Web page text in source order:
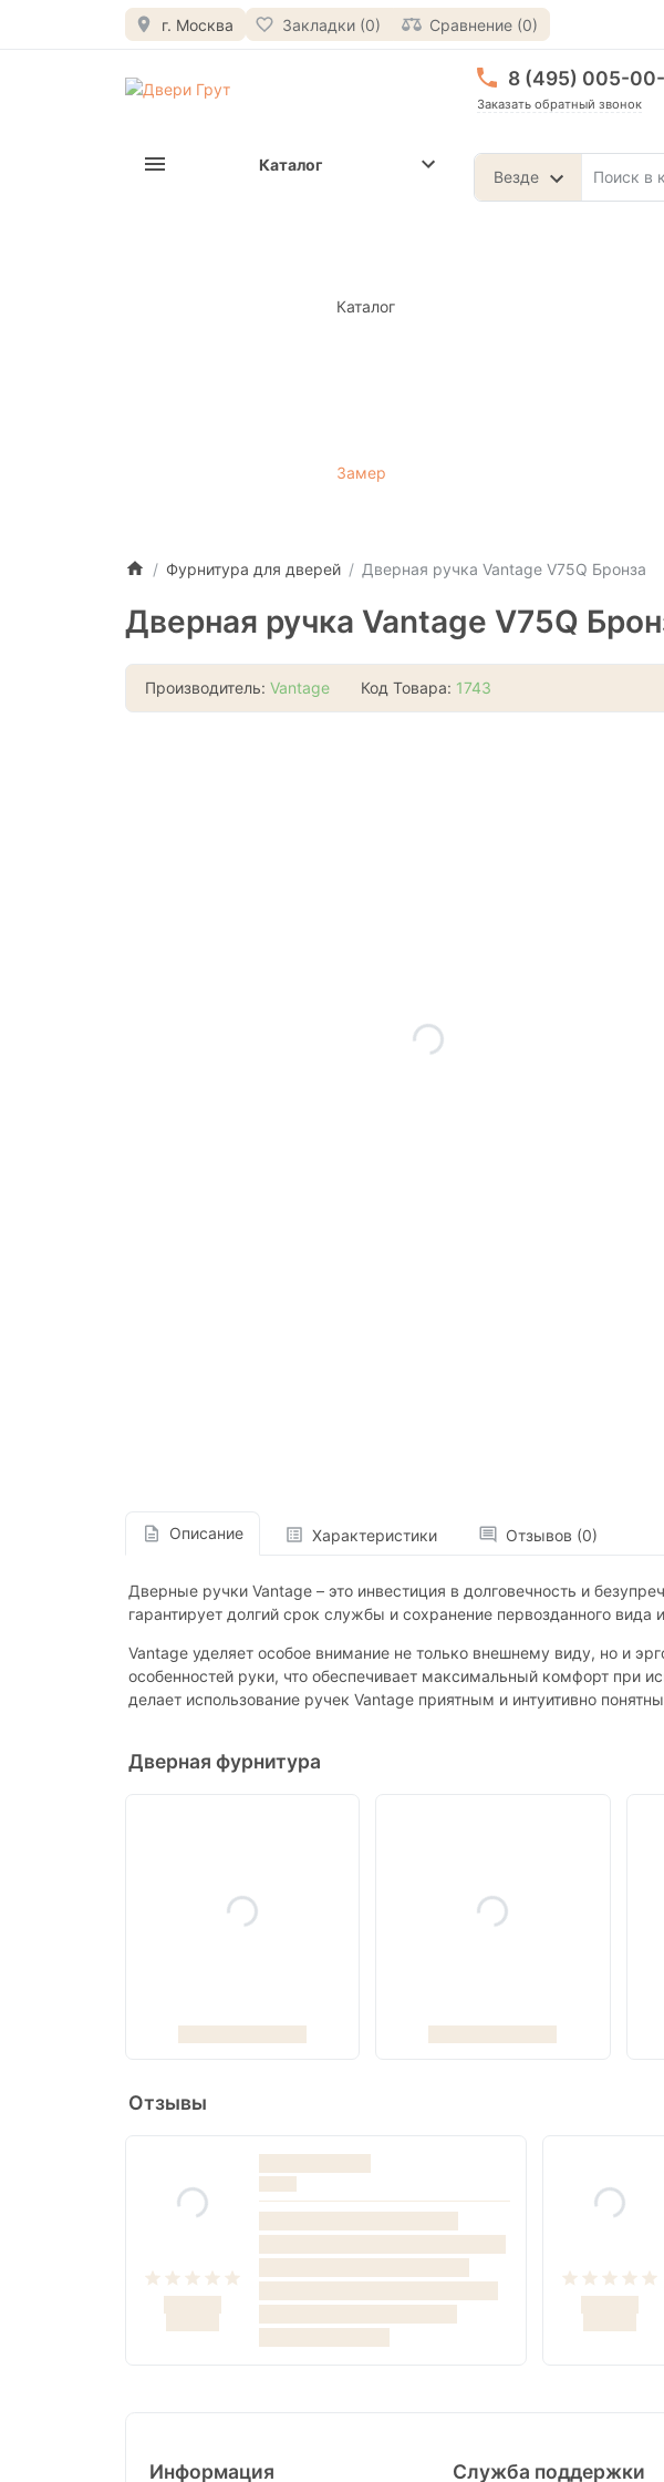
г. Москва Закладки (0) Сравнение (0)
8 (495) 005-
Заказать обратный звонок
Везде
Каталог
Каталог
Замер
Фурнитура для дверей Дверная ручка Vantage V75Q Бронза
Дверная ручка Vantage V75Q
Производитель: Vantage Код Товара: 1743
Описание Характеристики Отзывов (0)
Дверные ручки Vantage – это инвестиция в долговечность и
гарантирует долгий срок службы и сохранение первозданного вида
Vantage уделяет особое внимание не только внешнему виду, но и
особенностей руки, что обеспечивает максимальный комфорт при
делает использование ручек Vantage приятным и интуитивно
Дверная фурнитура
Отзывы
Информация Служба поддержки